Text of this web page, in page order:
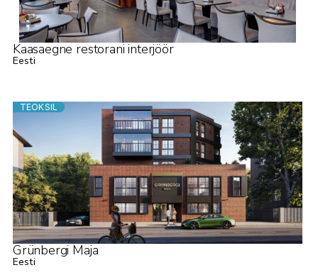
Kaasaegne restorani interjöör
Eesti
TEOKSIL
Grünbergi Maja
Eesti